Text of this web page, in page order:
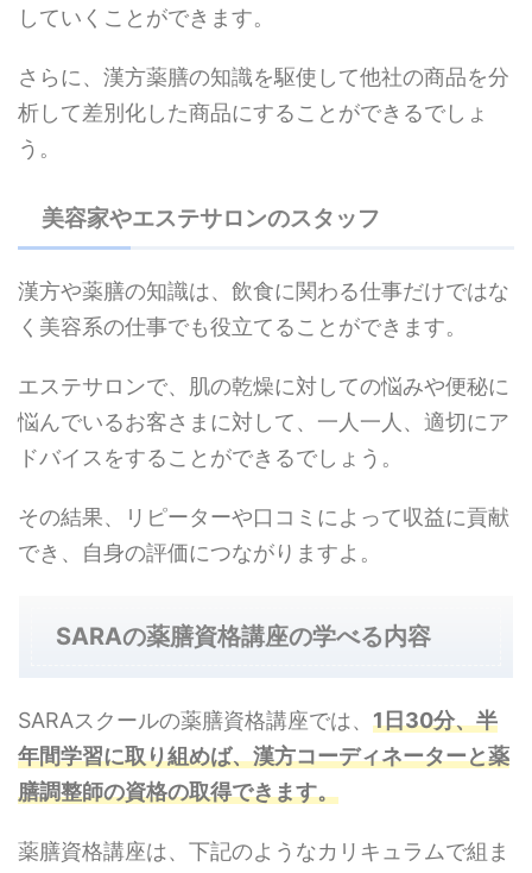
していくことができます。
さらに、漢方薬膳の知識を駆使して他社の商品を分
析して差別化した商品にすることができるでしょ
う。
美容家やエステサロンのスタッフ
漢方や薬膳の知識は、飲食に関わる仕事だけではな
く美容系の仕事でも役立てることができます。
エステサロンで、肌の乾燥に対しての悩みや便秘に
悩んでいるお客さまに対して、一人一人、適切にア
ドバイスをすることができるでしょう。
その結果、リピーターや口コミによって収益に貢献
でき、自身の評価につながりますよ。
SARAの薬膳資格講座の学べる内容
SARAスクールの薬膳資格講座では、 1日30分、半
年間学習に取り組めば、漢方コーディネーターと薬
膳調整師の資格の取得できます。
薬膳資格講座は、下記のようなカリキュラムで組ま